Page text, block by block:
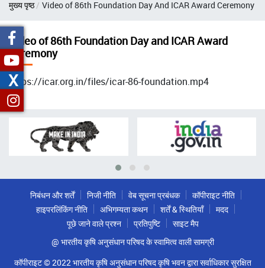
चिन्ह
मुख्य पृष्ठ Video of 86th Foundation Day And ICAR Award Ceremony
Video of 86th Foundation Day and ICAR Award
Ceremony
https://icar.org.in/files/icar-86-foundation.mp4
निबंधन और शर्तें निजी नीति वेब सूचना प्रबंधक
कॉपीराइट नीति
हाइपरलिंकिंग नीति
अभिगम्यता कथन शर्तें & स्थितियाँ
मदद
पूछे जाने वाले प्रश्न
प्रतिपुष्टि
साइट मैप
@ भारतीय कृषि अनुसंधान परिषद के स्वामित्व वाली सामग्री
कॉपीराइट © 2022 भारतीय कृषि अनुसंधान परिषद कृषि भवन द्वारा सर्वाधिकार सुरक्षित
X